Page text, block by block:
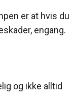
er at hvis du
engang.
og ikke alltid